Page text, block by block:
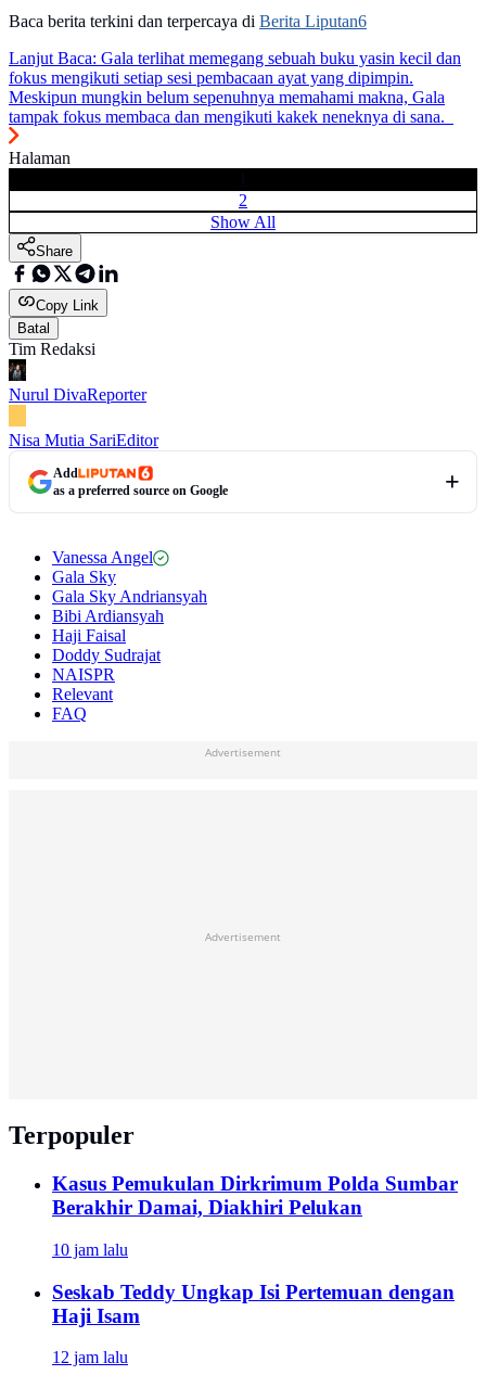
Baca berita terkini dan terpercaya di Berita Liputan6
Lanjut Baca: Gala terlihat memegang sebuah buku yasin kecil dan
fokus mengikuti setiap sesi pembacaan ayat yang dipimpin.
Meskipun mungkin belum sepenuhnya memahami makna, Gala
tampak fokus membaca dan mengikuti kakek neneknya di sana.
Halaman
2
Show All
Share
Copy Link
Batal
Tim Redaksi
Nurul DivaReporter
Nisa Mutia SariEditor
Add
as a preferred source on Google
Vanessa Angel
Gala Sky
Gala Sky Andriansyah
Bibi Ardiansyah
Haji Faisal
Doddy Sudrajat
NAISPR
Relevant
FAQ
Advertisement
Advertisement
Terpopuler
Kasus Pemukulan Dirkrimum Polda Sumbar
Berakhir Damai, Diakhiri Pelukan
10 jam lalu
Seskab Teddy Ungkap Isi Pertemuan dengan
Haji Isam
12 jam lalu